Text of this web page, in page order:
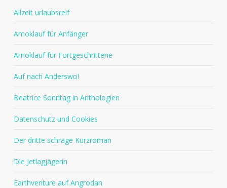
Allzeit urlaubsreif
Amoklauf für Anfänger
Amoklauf für Fortgeschrittene
Auf nach Anderswo!
Beatrice Sonntag in Anthologien
Datenschutz und Cookies
Der dritte schräge Kurzroman
Die Jetlagjägerin
Earthventure auf Angrodan